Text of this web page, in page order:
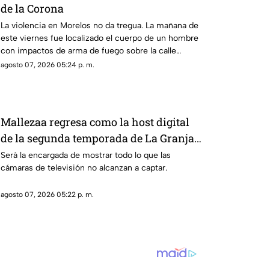
de la Corona
La violencia en Morelos no da tregua. La mañana de
este viernes fue localizado el cuerpo de un hombre
con impactos de arma de fuego sobre la calle
alianza nacional, en la colonia cerro de la corona, en
agosto 07, 2026 05:24 p. m.
Mallezaa regresa como la host digital
de la segunda temporada de La Granja
VIP
Será la encargada de mostrar todo lo que las
cámaras de televisión no alcanzan a captar.
agosto 07, 2026 05:22 p. m.